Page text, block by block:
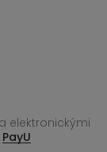
elektronickými
PayU